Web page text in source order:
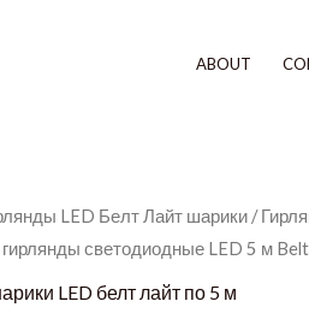
ABOUT
LED Белт Лайт шарики /
светодиодные LED 5 м
LED белт лайт по 5 м